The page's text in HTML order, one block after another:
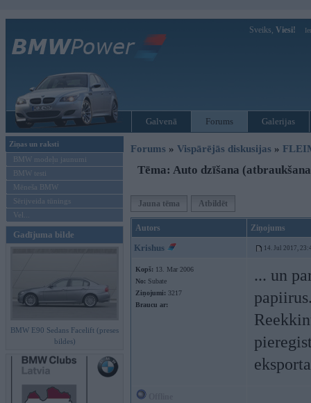
Sveiks, Viesi!
Galvenā Forums Galerijas
Ziņas un raksti
BMW modeļu jaunumi
BMW testi
Mēneša BMW
Sērijveida tūnings
Vel...
Gadījuma bilde
BMW E90 Sedans Facelift (preses
bildes)
Forums » Vispārējās diskusijas »
Tēma: Auto dzīšana
Jauna tēma Atbildēt
Autors Ziņojums
Krishus 14. Jul 2017,
Kopš: 13. Mar 2006
No: Subate
Ziņojumi: 3217
Braucu ar:
... un